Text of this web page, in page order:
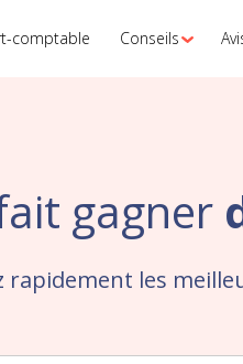
comptable Conseils
gagner
rapidement les